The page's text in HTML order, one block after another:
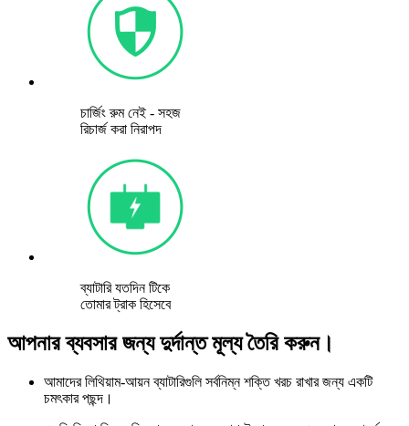
চার্জিং রুম নেই - সহজ
রিচার্জ করা নিরাপদ
ব্যাটারি যতদিন টিকে
তোমার ট্রাক হিসেবে
আপনার ব্যবসার জন্য দুর্দান্ত মূল্য তৈরি করুন।
আমাদের লিথিয়াম-আয়ন ব্যাটারিগুলি সর্বনিম্ন শক্তি খরচ রাখার জন্য একটি
চমৎকার পছন্দ।